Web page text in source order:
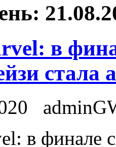
в
стала
в финaлe